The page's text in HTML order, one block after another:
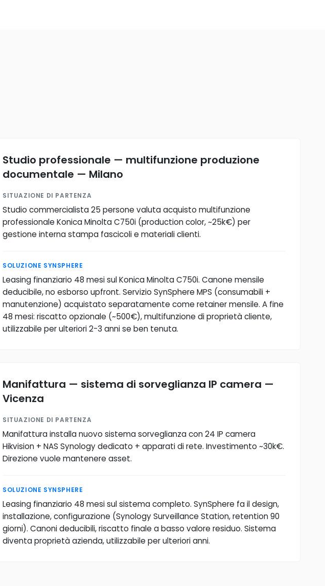
Studio professionale — multifunzione produzione
documentale — Milano
SITUAZIONE DI PARTENZA
Studio commercialista 25 persone valuta acquisto multifunzione
professionale Konica Minolta C750i (production color, ~25k€) per
gestione interna stampa fascicoli e materiali clienti.
SOLUZIONE SYNSPHERE
Leasing finanziario 48 mesi sul Konica Minolta C750i. Canone mensile
deducibile, no esborso upfront. Servizio SynSphere MPS (consumabili +
manutenzione) acquistato separatamente come retainer mensile. A fine
48 mesi: riscatto opzionale (~500€), multifunzione di proprietà cliente,
utilizzabile per ulteriori 2-3 anni se ben tenuta.
Manifattura — sistema di sorveglianza IP camera —
Vicenza
SITUAZIONE DI PARTENZA
Manifattura installa nuovo sistema sorveglianza con 24 IP camera
Hikvision + NAS Synology dedicato + apparati di rete. Investimento ~30k€.
Direzione vuole mantenere asset.
SOLUZIONE SYNSPHERE
Leasing finanziario 48 mesi sul sistema completo. SynSphere fa il design,
installazione, configurazione (Synology Surveillance Station, retention 90
giorni). Canoni deducibili, riscatto finale a basso valore residuo. Sistema
diventa proprietà azienda, utilizzabile per ulteriori anni.